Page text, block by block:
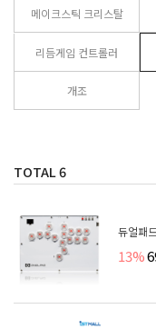
메이크스틱 크리스탈
리듬게임 컨트롤러
개조
TOTAL6
듀얼패
13%